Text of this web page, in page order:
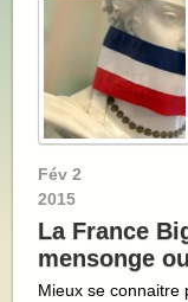
Fév 2
2015
La France
mensonge
Mieux se connaitre